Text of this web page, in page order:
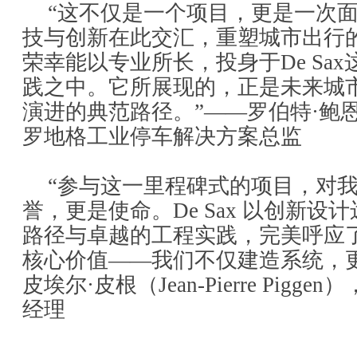
“这不仅是一个项目，更是一
技与创新在此交汇，重塑城市出行
荣幸能以专业所长，投身于De Sax
践之中。它所展现的，正是未来城
演进的典范路径。”——罗伯特·鲍
罗地格工业停车解决方案总监
“参与这一里程碑式的项目，对
誉，更是使命。De Sax 以创新设
路径与卓越的工程实践，完美呼应
核心价值——我们不仅建造系统，
皮埃尔·皮根（Jean-Pierre Piggen
经理